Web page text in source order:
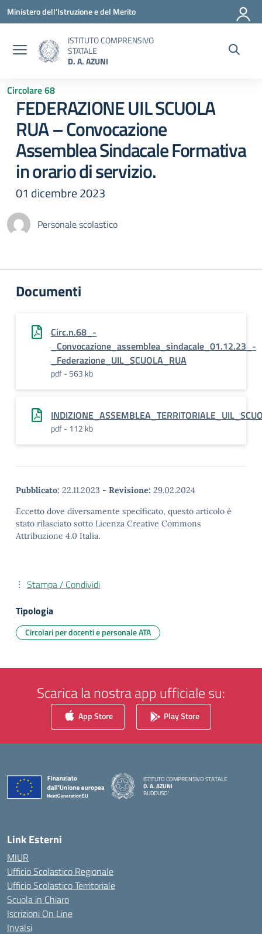
Vai ai contenuti
Vai al menu di navigazione
Vai al footer
Ministero dell'Istruzione e del Merito
ISTITUTO COMPRENSIVO
STATALE
D. A. AZUNI
Circolare 68
FEDERAZIONE UIL SCUOLA
RUA – Convocazione
Assemblea Sindacale Formativa
in orario di servizio.
01 dicembre 2023
Personale scolastico
Documenti
Circ.n.68_-
_Convocazione_assemblea_sindacale_01.12.23_-
_Federazione_UIL_SCUOLA_RUA
pdf - 563 kb
pdf - 112 kb
Pubblicato: 22.11.2023 - Revisione: 29.02.2024
Eccetto dove diversamente specificato, questo articolo è
stato rilasciato sotto Licenza Creative Commons
Attribuzione 4.0 Italia.
Stampa / Condividi
Tipologia
Circolari per docenti e personale ATA
Scarica la nostra app ufficiale su:
App Store Play Store
ISTITUTO COMPRENSIVO STATALE
D. A. AZUNI
BUDDUSO'
Link Esterni
MIUR
Ufficio Scolastico Regionale
Ufficio Scolastico Territoriale
Scuola in Chiaro
Iscrizioni On Line
Invalsi